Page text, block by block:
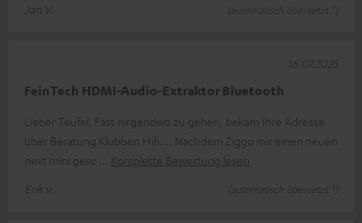
Jan V.
(automatisch übersetzt *)
FeinTech HDMI-Audio-Extraktor Bluetooth
Lieber Teufel, Fast nirgendwo zu gehen, bekam Ihre Adresse
über Beratung Klubben Hifi.... Nachdem Ziggo mir einen neuen
next mini gesc
Komplette Bewertung lesen
Erik v.
(automatisch übersetzt *)
16.07.2025